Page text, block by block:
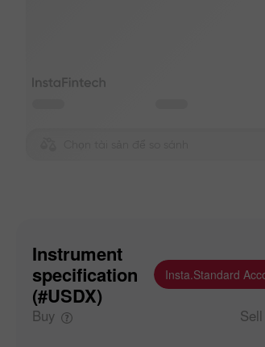
Instrument
specification
(#USDX)
Insta.Standard
Buy Sell